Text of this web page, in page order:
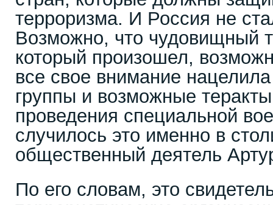
терроризма. И Россия не
Возможно, что чудовищный
который произошел,
все свое внимание
группы и возможные
проведения специальной
случилось это именно в
общественный деятель
По его словам, это